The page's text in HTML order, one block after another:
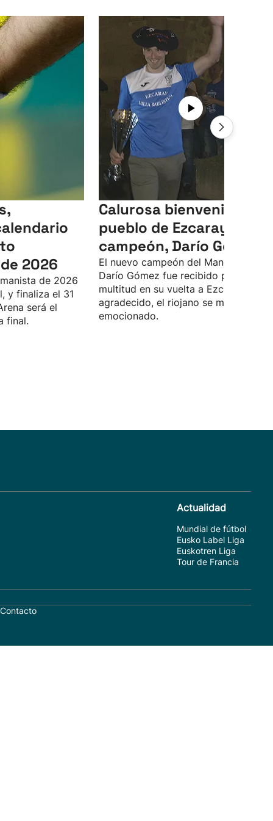
2026
de 2026
y finaliza el 31
será el
final.
Calurosa bienvenida del
pueblo de Ezcaray a su
campeón, Darío Gómez
El nuevo campeón del Manomanista
Darío Gómez fue recibido por una
multitud en su vuelta a Ezcaray. Muy
agradecido, el riojano se mostró muy
emocionado.
Actualidad
Mundial de fútbol
Eusko Label Liga
Euskotren Liga
Tour de Francia
Contacto